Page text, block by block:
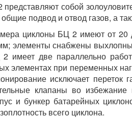
собой
подвод и отвод газов, а
циклоны БЦ 2 имеют от 20
элементы снабжены
имеет две параллельно
элементах при переменных
исключает
клапаны во
и бункер батарейных
всего циклона.